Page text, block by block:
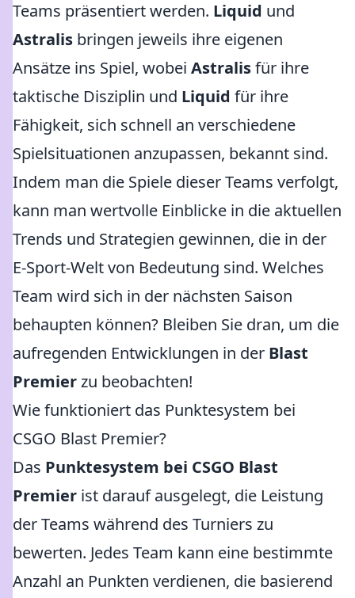
Teams präsentiert werden. Liquid und
Astralis bringen jeweils ihre eigenen
Ansätze ins Spiel, wobei Astralisfür ihre
taktische Disziplin und Liquid für ihre
Fähigkeit, sich schnell an verschiedene
Spielsituationen anzupassen, bekannt sind.
Indem man die Spiele dieser Teams verfolgt,
kann man wertvolle Einblicke in die aktuellen
Trends und Strategien gewinnen, die in der
E-Sport-Welt von Bedeutung sind. Welches
Team wird sich in der nächsten Saison
behaupten können? Bleiben Sie dran, um die
aufregenden Entwicklungen in der Blast
Premierzu beobachten!
Wie funktioniert das Punktesystem bei
CSGO Blast Premier?
Das Punktesystem bei CSGO Blast
Premier ist darauf ausgelegt, die Leistung
der Teams während des Turniers zu
bewerten. Jedes Team kann eine bestimmte
Anzahl an Punkten verdienen, die basierend